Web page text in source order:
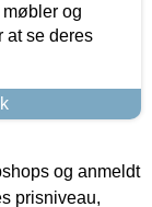
og
at se deres
og anmeldt
prisniveau,